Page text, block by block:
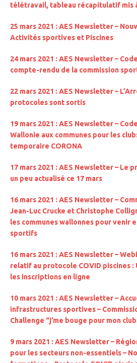
télétravail, tableau récapitulatif mis
25 mars 2021 : AES Newsletter –
Activités sportives et Piscines
24 mars 2021 : AES Newsletter –
compte-rendu de la commission
22 mars 2021 : AES Newsletter –
protocoles sont sortis
19 mars 2021 : AES Newsletter –
Wallonie aux communes pour les
temporaire CORONA
17 mars 2021 : AES Newsletter – Le
un peu actualisé ce 17 mars
16 mars 2021 : AES Newsletter –
Jean-Luc Crucke et Christophe
les communes wallonnes pour venir
sportifs
16 mars 2021 : AES Newsletter –
relatif au protocole COVID piscines
les inscriptions en ligne
10 mars 2021 : AES Newsletter –
infrastructures sportives –
Challenge “j’me bouge pour mon club
9 mars 2021 : AES Newsletter –
pour les secteurs non-essentiels –